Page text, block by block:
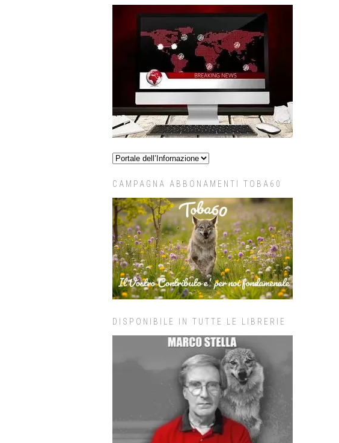
CAMPAGNA ABBONAMENTI TOBA60
DISPONIBILE IN TUTTE LE LIBRERIE